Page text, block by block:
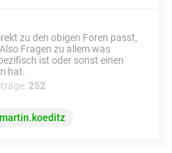
zu den obigen Foren passt,
Fragen zu allem was
ist oder sonst einen
hat.
252
martin.koeditz